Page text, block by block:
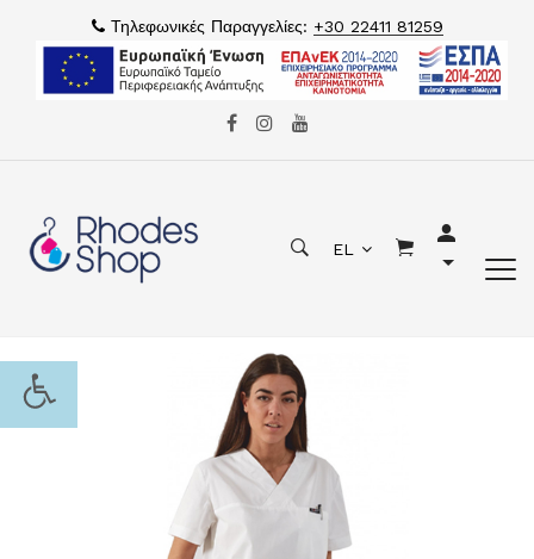
Τηλεφωνικές Παραγγελίες: +30 22411 81259
EL